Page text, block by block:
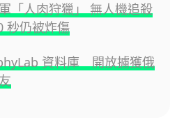
「人肉狩獵」 無人機追殺
秒仍被炸傷
資料庫 開放擄獲俄